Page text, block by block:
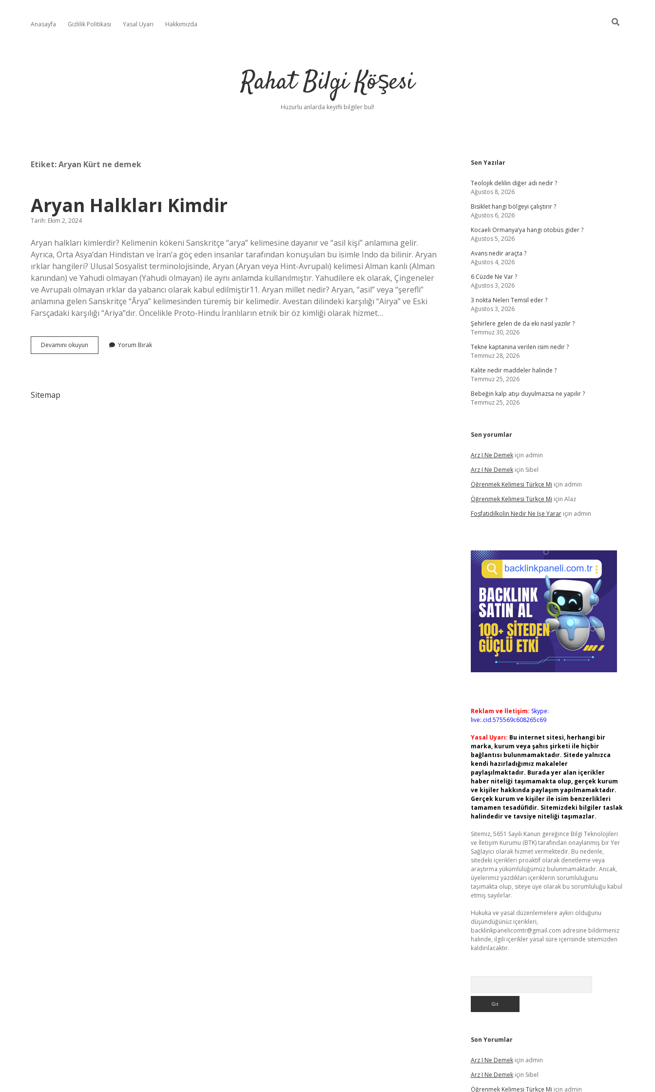
Anasayfa Gizlilik Politikası Yasal Uyarı Hakkımızda
Rahat Bilgi Köşesi
Huzurlu anlarda keyifli bilgiler bul!
Etiket:Aryan Kürt ne demek
Aryan Halkları Kimdir
Tarih: Ekim 2, 2024
Aryan halkları kimlerdir? Kelimenin kökeni Sanskritçe “arya” kelimesine dayanır ve “asil kişi” anlamına gelir.
Ayrıca, Orta Asya’dan Hindistan ve İran’a göç eden insanlar tarafından konuşulan bu isimle Indo da bilinir. Aryan
ırklar hangileri? Ulusal Sosyalist terminolojisinde, Aryan (Aryan veya Hint-Avrupalı) kelimesi Alman kanlı (Alman
kanından) ve Yahudi olmayan (Yahudi olmayan) ile aynı anlamda kullanılmıştır. Yahudilere ek olarak, Çingeneler
ve Avrupalı ​​olmayan ırklar da yabancı olarak kabul edilmiştir11. Aryan millet nedir? Aryan, “asil” veya “şerefli”
anlamına gelen Sanskritçe “Ārya” kelimesinden türemiş bir kelimedir. Avestan dilindeki karşılığı “Airya” ve Eski
Farsçadaki karşılığı “Ariya”dır. Öncelikle Proto-Hindu İranlıların etnik bir öz kimliği olarak hizmet…
Devamını okuyun
Halkları
Yorum Bırak
Sitemap
Sidebar
Son Yazılar
Teolojik delilin diğer adı nedir ?
Ağustos 8, 2026
Bisiklet hangi bölgeyi çalıştırır ?
Ağustos 6, 2026
Kocaeli Ormanya’ya hangi otobüs gider ?
Ağustos 5, 2026
Avans nedir araçta ?
Ağustos 4, 2026
6 Cüzde Ne Var ?
Ağustos 3, 2026
3 nokta Neleri Temsil eder ?
Ağustos 3, 2026
Şehirlere gelen de da eki nasıl yazılır ?
Temmuz 30, 2026
Tekne kaptanına verilen isim nedir ?
Temmuz 28, 2026
Kalite nedir maddeler halinde ?
Temmuz 25, 2026
Bebeğin kalp atışı duyulmazsa ne yapılır ?
Temmuz 25, 2026
Son yorumlar
Arz I Ne Demekiçin admin
Arz I Ne Demekiçin Sibel
Öğrenmek Kelimesi Türkçe Mi için admin
Öğrenmek Kelimesi Türkçe Mi için Alaz
Fosfatidilkolin Nedir Ne Işe Yarariçin admin
Reklam ve İletişim: Skype:
live:.cid.575569c608265c69
Yasal Uyarı: Bu internet sitesi, herhangi bir
marka, kurum veya şahıs şirketi ile hiçbir
bağlantısı bulunmamaktadır. Sitede yalnızca
kendi hazırladığımız makaleler
paylaşılmaktadır. Burada yer alan içerikler
haber niteliği taşımamakta olup, gerçek kurum
ve kişiler hakkında paylaşım yapılmamaktadır.
Gerçek kurum ve kişiler ile isim benzerlikleri
tamamen tesadüfidir. Sitemizdeki bilgiler taslak
halindedir ve tavsiye niteliği taşımazlar.
Sitemiz, 5651 Sayılı Kanun gereğince Bilgi Teknolojileri
ve İletişim Kurumu (BTK) tarafından onaylanmış bir Yer
Sağlayıcı olarak hizmet vermektedir. Bu nedenle,
sitedeki içerikleri proaktif olarak denetleme veya
araştırma yükümlülüğümüz bulunmamaktadır. Ancak,
üyelerimiz yazdıkları içeriklerin sorumluluğunu
taşımakta olup, siteye üye olarak bu sorumluluğu kabul
etmiş sayılırlar.
Hukuka ve yasal düzenlemelere aykırı olduğunu
düşündüğünüz içerikleri,
backlinkpanelicomtr@gmail.com adresine bildirmeniz
halinde, ilgili içerikler yasal süre içerisinde sitemizden
kaldırılacaktır.
Son Yorumlar
Arz I Ne Demekiçin admin
Arz I Ne Demekiçin Sibel
Öğrenmek Kelimesi Türkçe Mi için admin